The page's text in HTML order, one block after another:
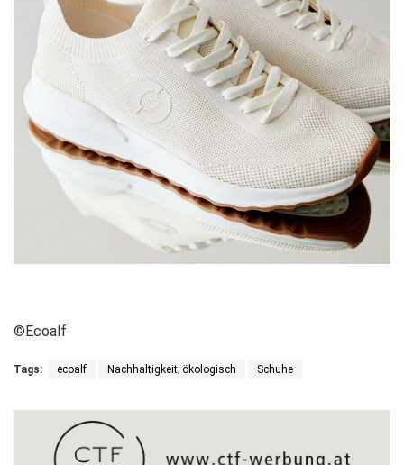
©Ecoalf
Tags: ecoalf Nachhaltigkeit; ökologisch Schuhe